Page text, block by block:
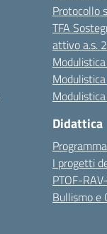
Protocollo
TFA
attivo a.s.
Didattica
I progetti
PTOF-
Bullismo e